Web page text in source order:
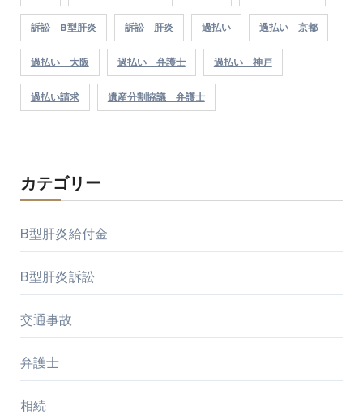
訴訟 B型肝炎 訴訟 肝炎 過払い 過払い 京都
過払い 大阪 過払い 弁護士 過払い 神戸
過払い請求 遺産分割協議 弁護士
カテゴリー
B型肝炎給付金
B型肝炎訴訟
交通事故
弁護士
相続